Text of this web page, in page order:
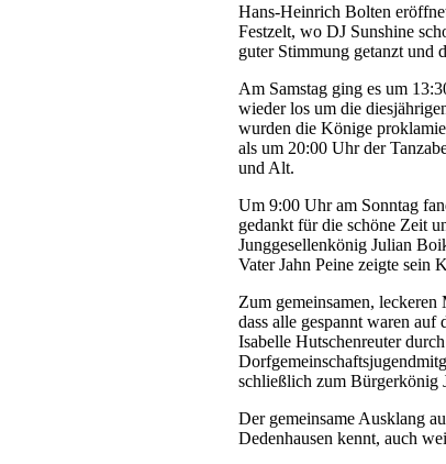
Hans-Heinrich Bolten
Festzelt, wo DJ Sunshine
guter Stimmung getanzt und
Am Samstag ging es um
wieder los um die
wurden die Könige
als um 20:00 Uhr der
und Alt.
Um 9:00 Uhr am Sonntag
gedankt für die schöne Zeit
Junggesellenkönig Julian
Vater Jahn Peine zeigte sein
Zum gemeinsamen, leckeren
dass alle gespannt waren
Isabelle Hutschenreuter
schließlich zum Bürgerkönig
Der gemeinsame Ausklang
Dedenhausen kennt, auch